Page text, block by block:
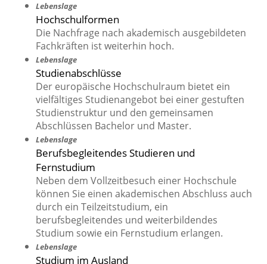
Lebenslage
Hochschulformen
Die Nachfrage nach akademisch ausgebildeten
Fachkräften ist weiterhin hoch.
Lebenslage
Studienabschlüsse
Der europäische Hochschulraum bietet ein
vielfältiges Studienangebot bei einer gestuften
Studienstruktur und den gemeinsamen
Abschlüssen Bachelor und Master.
Lebenslage
Berufsbegleitendes Studieren und
Fernstudium
Neben dem Vollzeitbesuch einer Hochschule
können Sie einen akademischen Abschluss auch
durch ein Teilzeitstudium, ein
berufsbegleitendes und weiterbildendes
Studium sowie ein Fernstudium erlangen.
Lebenslage
Studium im Ausland